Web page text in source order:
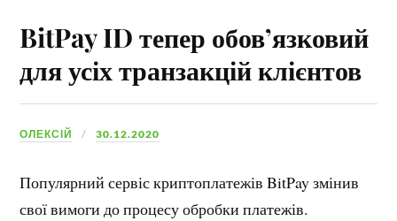
BitPay ID тепер обов’язковий
для усіх транзакцій клієнтов
ОЛЕКСІЙ 30.12.2020
Популярний сервіс криптоплатежів BitPay змінив
свої вимоги до процесу обробки платежів.